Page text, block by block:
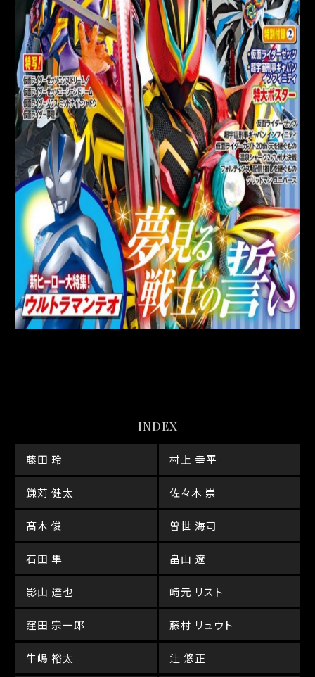
INDEX
藤田 玲 村上 幸平
鎌苅 健太 佐々木 崇
髙木 俊 曽世 海司
石田 隼 畠山 遼
影山 達也 崎元 リスト
窪田 宗一郎 藤村 リュウト
牛嶋 裕太 辻 悠正